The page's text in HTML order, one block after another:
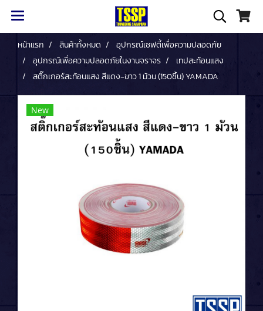
หน้าแรก สินค้าทั้งหมด
อุปกรณ์เซฟตี้เพื่อความปลอดภัย
อุปกรณ์เพื่อความปลอดภัยในงานจราจร
เทปสะท้อนแสง
สติ๊กเกอร์สะท้อนแสง สีแดง-ขาว 1 ม้วน (150ชิ้น) YAMADA
New